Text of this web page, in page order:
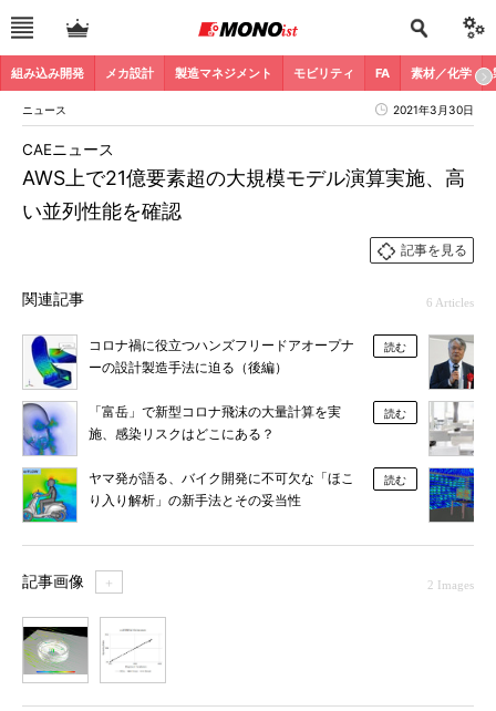
組み込み開発 メカ設計 製造マネジメント モビリティ FA 素材／化学
ニュース 2021年3月30日
AWS上で21億要素超の大規模モデル演算実施、高
い並列性能を確認
CAEニュース
記事を見る
関連記事 6 Articles
コロナ禍に役立つハンズフリードアオープナ
ーの設計製造手法に迫る（後編）
読む
「富岳」で新型コロナ飛沫の大量計算を実
施、感染リスクはどこにある？
読む
ヤマ発が語る、バイク開発に不可欠な「ほこ
り入り解析」の新手法とその妥当性
読む
記事画像 ＋ 2 Images